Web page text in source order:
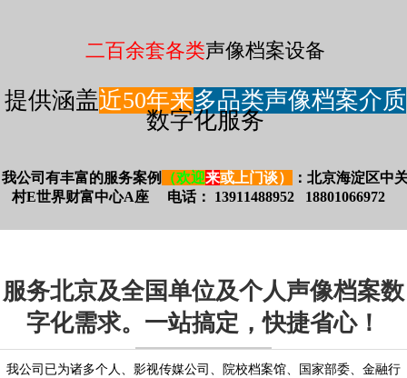
二百余套各类声像档案设备
提供涵盖近50年来多品类声像档案介质
数字化服务
我公司有丰富的服务案例 （欢迎来或上门谈）
：北京海淀区中
村E世界财富中心A座 电话： 13911488952 18801066972
服务北京及全国单位及个人声像档案数
字化需求。一站搞定，快捷省心！
我公司已为诸多个人、影视传媒公司、院校档案馆、国家部委、金融行